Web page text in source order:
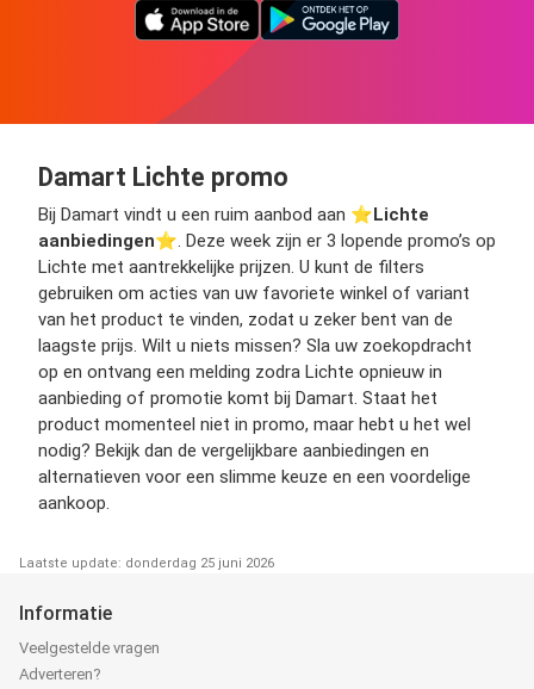
Damart Lichte promo
Bij Damart vindt u een ruim aanbod aan ⭐️Lichte
aanbiedingen⭐️. Deze week zijn er 3 lopende promo’s op
Lichte met aantrekkelijke prijzen. U kunt de filters
gebruiken om acties van uw favoriete winkel of variant
van het product te vinden, zodat u zeker bent van de
laagste prijs. Wilt u niets missen? Sla uw zoekopdracht
op en ontvang een melding zodra Lichte opnieuw in
aanbieding of promotie komt bij Damart. Staat het
product momenteel niet in promo, maar hebt u het wel
nodig? Bekijk dan de vergelijkbare aanbiedingen en
alternatieven voor een slimme keuze en een voordelige
aankoop.
Laatste update: donderdag 25 juni 2026
Informatie
Veelgestelde vragen
Adverteren?